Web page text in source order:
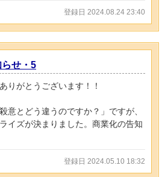
登録日 2024.08.24 23:40
せ・5
りがとうございます！！
意とどう違うのですか？」ですが、
イズが決まりました。商業化の告知
登録日 2024.05.10 18:32